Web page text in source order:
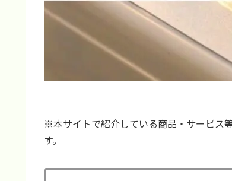
※本サイトで紹介している商品・サービス
す。